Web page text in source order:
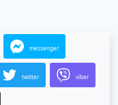
messenger
twitter viber